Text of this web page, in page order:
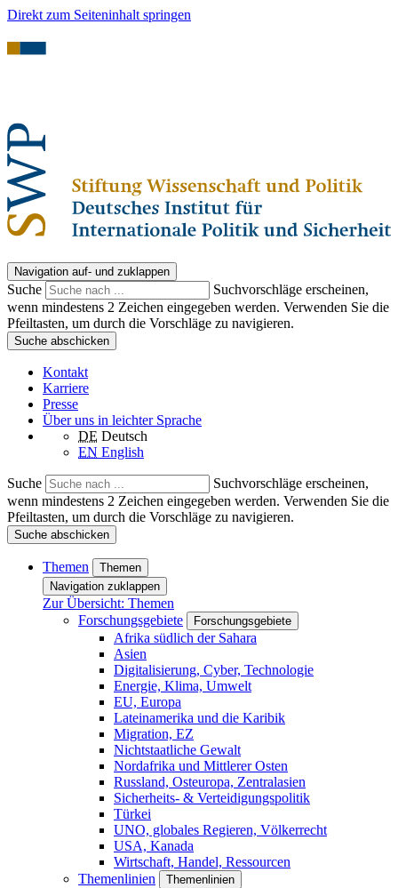
Direkt zum Seiteninhalt springen
Navigation auf- und zuklappen
Suche
Suchvorschläge erscheinen,
wenn mindestens 2 Zeichen eingegeben werden. Verwenden Sie die
Pfeiltasten, um durch die Vorschläge zu navigieren.
Suche abschicken
Kontakt
Karriere
Presse
Über uns in leichter Sprache
DE Deutsch
EN English
Suche
Suchvorschläge erscheinen,
wenn mindestens 2 Zeichen eingegeben werden. Verwenden Sie die
Pfeiltasten, um durch die Vorschläge zu navigieren.
Suche abschicken
Themen
Themen
Navigation zuklappen
Zur Übersicht: Themen
Forschungsgebiete
Forschungsgebiete
Afrika südlich der Sahara
Asien
Digitalisierung, Cyber, Technologie
Energie, Klima, Umwelt
EU, Europa
Lateinamerika und die Karibik
Migration, EZ
Nichtstaatliche Gewalt
Nordafrika und Mittlerer Osten
Russland, Osteuropa, Zentralasien
Sicherheits- & Verteidigungspolitik
Türkei
UNO, globales Regieren, Völkerrecht
USA, Kanada
Wirtschaft, Handel, Ressourcen
Themenlinien
Themenlinien